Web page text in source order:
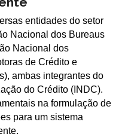
entidades do setor
Nacional dos Bureaus
Nacional dos
de Crédito e
ambas integrantes do
do Crédito (INDC).
na formulação de
para um sistema